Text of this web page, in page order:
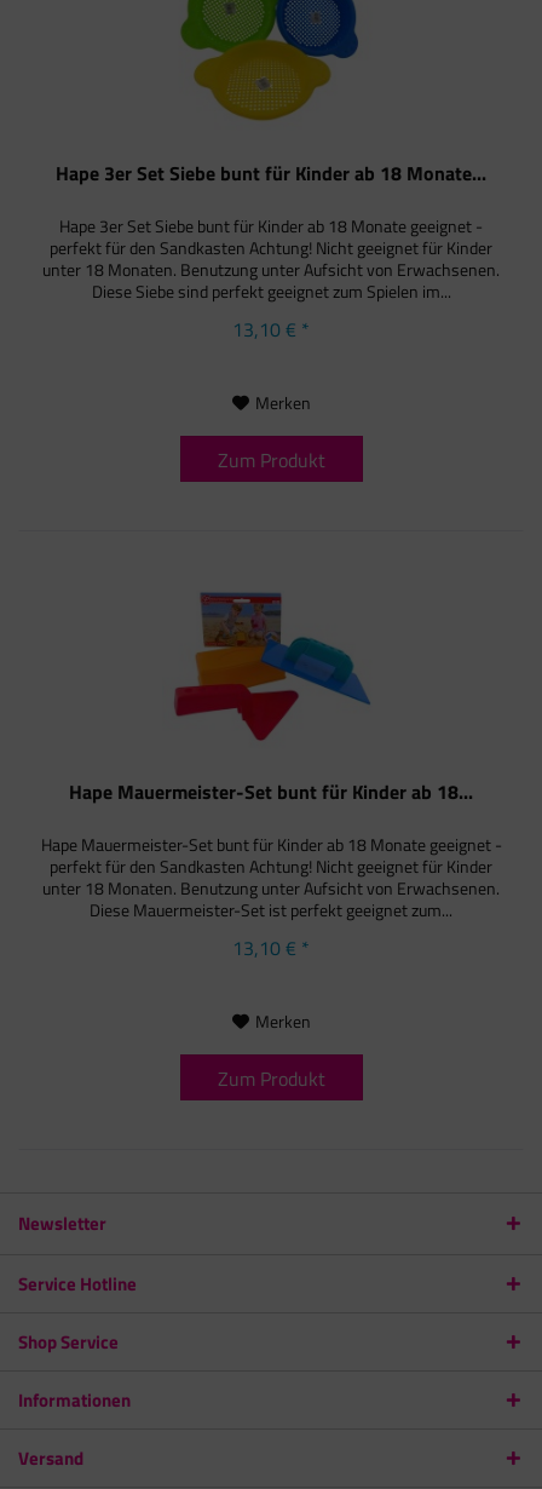
Hape 3er Set Siebe bunt für Kinder ab 18 Monate...
Hape 3er Set Siebe bunt für Kinder ab 18 Monate geeignet -
perfekt für den Sandkasten Achtung! Nicht geeignet für Kinder
unter 18 Monaten. Benutzung unter Aufsicht von Erwachsenen.
Diese Siebe sind perfekt geeignet zum Spielen im...
13,10 € *
Merken
Zum Produkt
Hape Mauermeister-Set bunt für Kinder ab 18...
Hape Mauermeister-Set bunt für Kinder ab 18 Monate geeignet -
perfekt für den Sandkasten Achtung! Nicht geeignet für Kinder
unter 18 Monaten. Benutzung unter Aufsicht von Erwachsenen.
Diese Mauermeister-Set ist perfekt geeignet zum...
13,10 € *
Merken
Zum Produkt
Newsletter
Service Hotline
Shop Service
Informationen
Versand